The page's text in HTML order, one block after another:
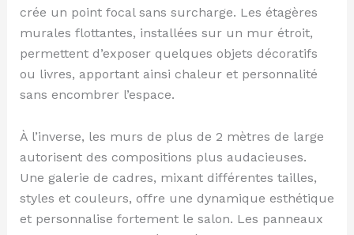
crée un point focal sans surcharge. Les étagères
murales flottantes, installées sur un mur étroit,
permettent d’exposer quelques objets décoratifs
ou livres, apportant ainsi chaleur et personnalité
sans encombrer l’espace.
À l’inverse, les murs de plus de 2 mètres de large
autorisent des compositions plus audacieuses.
Une galerie de cadres, mixant différentes tailles,
styles et couleurs, offre une dynamique esthétique
et personnalise fortement le salon. Les panneaux